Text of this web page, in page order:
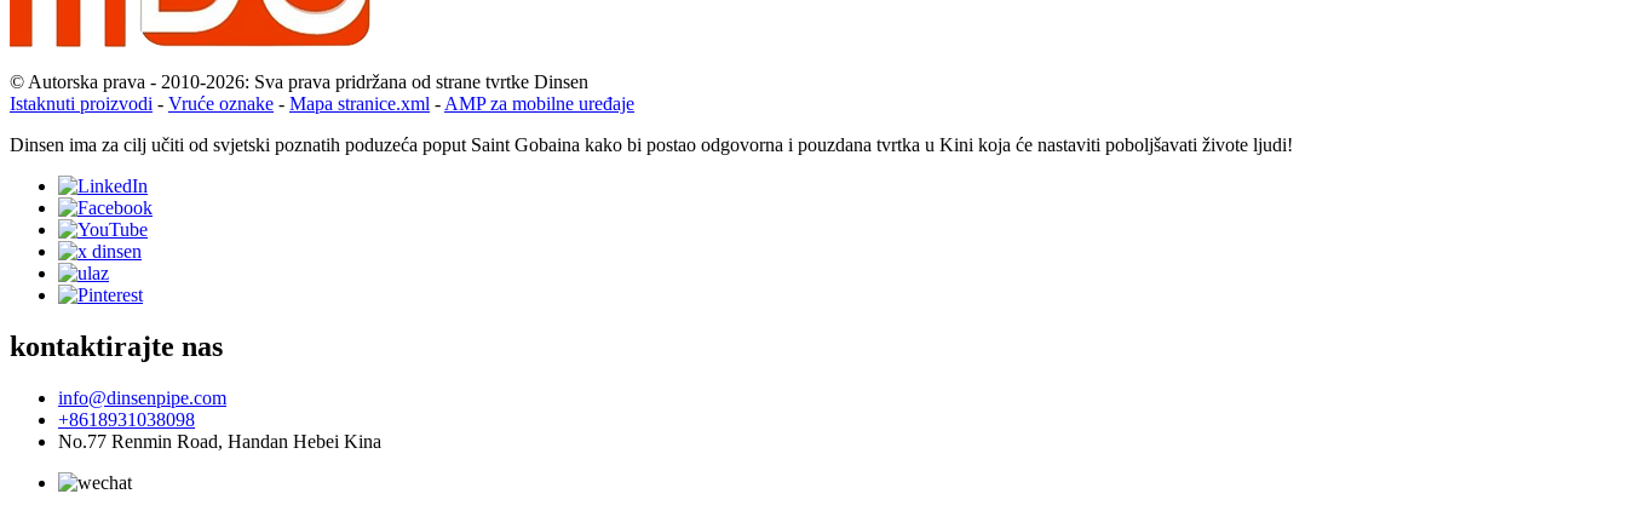
© Autorska prava - 2010-2026: Sva prava pridržana od strane tvrtke Dinsen
Istaknuti proizvodi - Vruće oznake - Mapa stranice.xml - AMP za mobilne uređaje
Dinsen ima za cilj učiti od svjetski poznatih poduzeća poput Saint Gobaina kako bi postao odgovorna i pouzdana tvrtka u Kini koja će nastaviti poboljšavati živote ljudi!
kontaktirajte nas
info@dinsenpipe.com
+8618931038098
No.77 Renmin Road, Handan Hebei Kina